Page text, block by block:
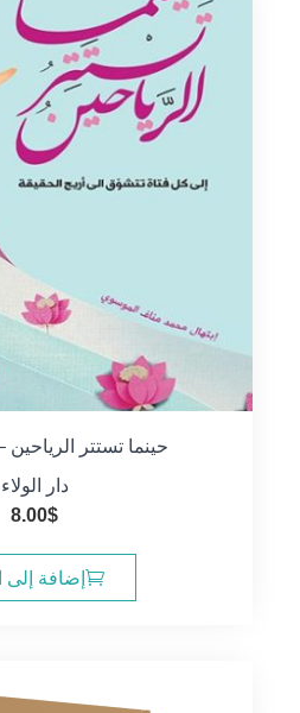
حينما تستتر
دار الولاء
8.00$
إضافة إلى